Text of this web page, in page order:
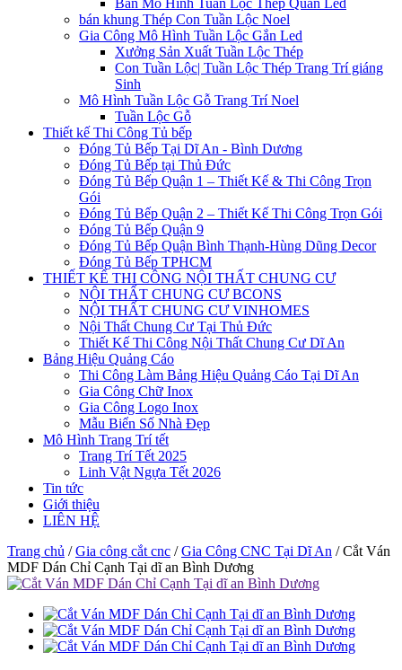
bán khung Thép Con Tuần Lộc Noel
Gia Công Mô Hình Tuần Lộc Gắn Led
Xưởng Sản Xuất Tuần Lộc Thép
Con Tuần Lộc| Tuần Lộc Thép Trang Trí giáng
Sinh
Mô Hình Tuần Lộc Gỗ Trang Trí Noel
Tuần Lộc Gỗ
Thiết kế Thi Công Tủ bếp
Đóng Tủ Bếp Tại Dĩ An - Bình Dương
Đóng Tủ Bếp tại Thủ Đức
Đóng Tủ Bếp Quận 1 – Thiết Kế & Thi Công Trọn
Gói
Đóng Tủ Bếp Quận 2 – Thiết Kế Thi Công Trọn Gói
Đóng Tủ Bếp Quận 9
Đóng Tủ Bếp Quận Bình Thạnh-Hùng Dũng Decor
Đóng Tủ Bếp TPHCM
THIẾT KẾ THI CÔNG NỘI THẤT CHUNG CƯ
NỘI THẤT CHUNG CƯ BCONS
NỘI THẤT CHUNG CƯ VINHOMES
Nội Thất Chung Cư Tại Thủ Đức
Thiết Kế Thi Công Nội Thất Chung Cư Dĩ An
Bảng Hiệu Quảng Cáo
Thi Công Làm Bảng Hiệu Quảng Cáo Tại Dĩ An
Gia Công Chữ Inox
Gia Công Logo Inox
Mẫu Biển Số Nhà Đẹp
Mô Hình Trang Trí tết
Trang Trí Tết 2025
Linh Vật Ngựa Tết 2026
Tin tức
Giới thiệu
LIÊN HỆ
Trang chủ / Gia công cắt cnc / Gia Công CNC Tại Dĩ An / Cắt Ván
MDF Dán Chỉ Cạnh Tại dĩ an Bình Dương